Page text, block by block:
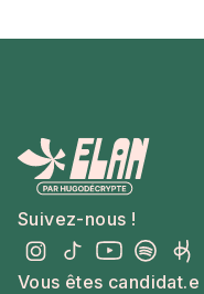
Suivez-nous !
Vous êtes candidat.e